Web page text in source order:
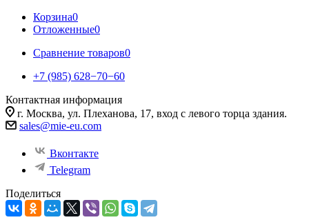
Корзина0
Отложенные0
Сравнение товаров0
+7 (985) 628−70−60
Контактная информация
г. Москва, ул. Плеханова, 17, вход с левого торца здания.
sales@mie-eu.com
Вконтакте
Telegram
Поделиться